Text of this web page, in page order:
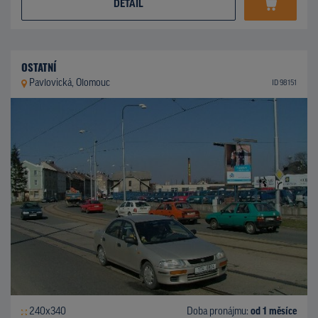
DETAIL
OSTATNÍ
Pavlovická, Olomouc ID 98151
240x340 Doba pronájmu: od 1 měsíce